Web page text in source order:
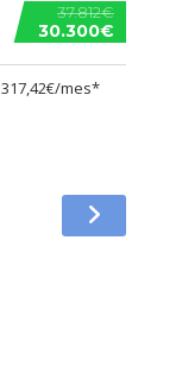
37.812€
30.300€
317,42€/mes*